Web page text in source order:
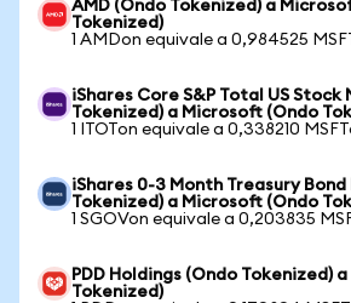
AMD (Ondo Tokenized) a
Tokenized)
1 AMDon equivale a 0,984525
iShares Core S&P Total US Stock
Tokenized) a Microsoft (Ondo
1 ITOTon equivale a 0,338210
iShares 0-3 Month Treasury Bond
Tokenized) a Microsoft (Ondo
1 SGOVon equivale a 0,203835
PDD Holdings (Ondo Tokenized)
Tokenized)